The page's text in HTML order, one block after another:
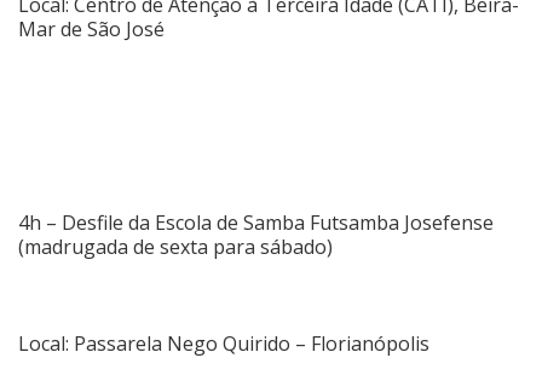
Mar de São José
4h – Desfile da Escola de Samba Futsamba Josefense
(madrugada de sexta para sábado)
Local: Passarela Nego Quirido – Florianópolis